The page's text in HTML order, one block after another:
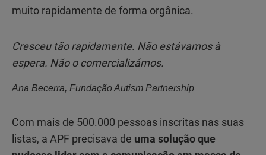
muito rapidamente de forma orgânica.
Cresceu tão rapidamente. Não estávamos à
espera. Não o comercializámos.
Ana Becerra, Fundação Autism Partnership
Com mais de 500.000 pessoas inscritas nas suas
listas, a APF precisava de uma solução que